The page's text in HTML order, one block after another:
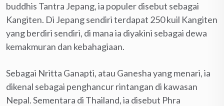
buddhis Tantra Jepang, ia populer disebut sebagai
Kangiten. Di Jepang sendiri terdapat 250 kuil Kangiten
yang berdiri sendiri, di mana ia diyakini sebagai dewa
kemakmuran dan kebahagiaan.
Sebagai Nritta Ganapti, atau Ganesha yang menari, ia
dikenal sebagai penghancur rintangan di kawasan
Nepal. Sementara di Thailand, ia disebut Phra